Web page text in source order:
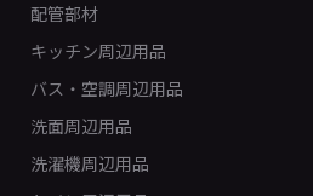
配管部材
キッチン周辺用品
バス・空調周辺用品
洗面周辺用品
洗濯機周辺用品